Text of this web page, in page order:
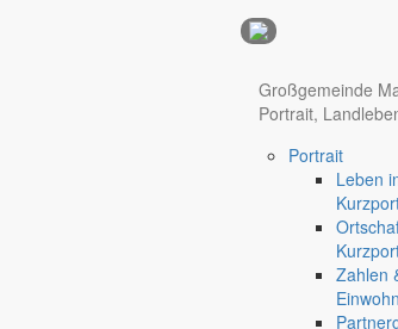
Hotel Nürnberg
Großgemeinde
Portrait,
Portrait
Leben
Zahlen